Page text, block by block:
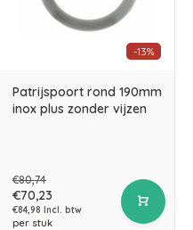
-13%
Patrijspoort rond 190mm
inox plus zonder vijzen
€80,74
€70,23
€84,98 Incl. btw
per stuk